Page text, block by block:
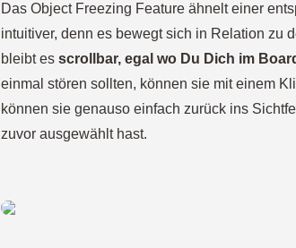
Das Object Freezing Feature ähnelt einer
intuitiver, denn es bewegt sich in Relation zu
bleibt es scrollbar, egal wo Du Dich im
einmal stören sollten, können sie mit einem
können sie genauso einfach zurück ins
zuvor ausgewählt hast.